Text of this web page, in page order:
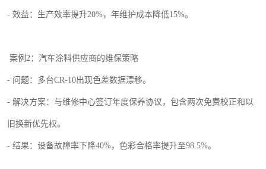
- 效益：生产效率提升20%，年维护成本降低15%。
案例 2：汽车涂料供应商的维保策略
- 问题：多台CR-10出现色差数据漂移。
- 解决方案：与维修中心签订年度保养协议，包含两次免费校正和以
旧换新优先权。
- 结果：设备故障率下降40%，色彩合格率提升至98.5%。